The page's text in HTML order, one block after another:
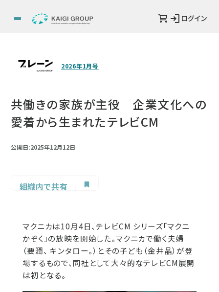
ログイン
2026年1月号
共働きの家族が主役 企業文化への
愛着から生まれたテレビCM
公開日:2025年12月12日
組織内で共有
マクニカは10月4日、テレビCM シリーズ「マクニ
かぞく」の放映を開始した。マクニカで働く夫婦
（要潤、 キンタロー。）とその子ども（金井晶）が登
場するもので、同社として大々的なテレビCM展開
は初となる。